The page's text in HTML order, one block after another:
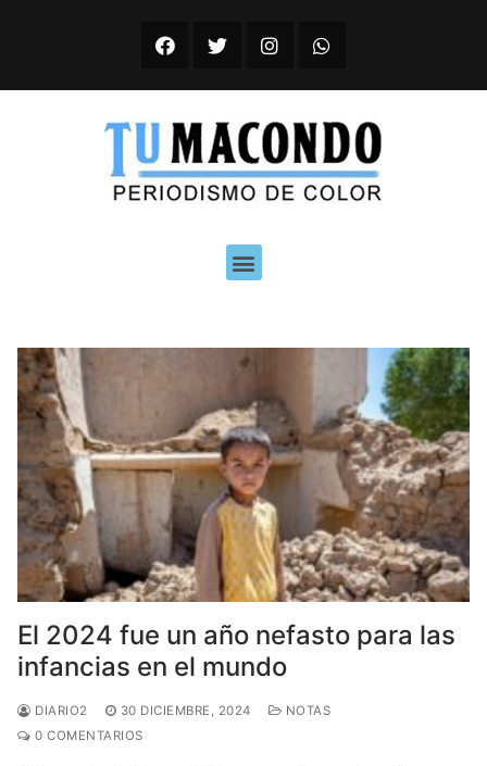
El 2024 fue un año nefasto para las
infancias en el mundo
DIARIO2 30 DICIEMBRE, 2024
NOTAS
0 COMENTARIOS